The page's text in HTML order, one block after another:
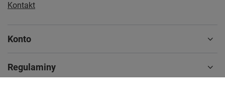
Kontakt
Konto
Regulaminy